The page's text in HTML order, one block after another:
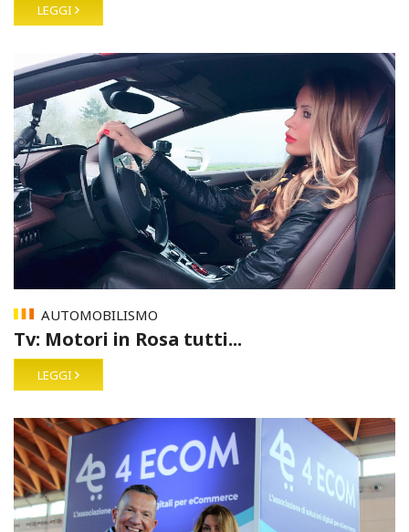
LEGGI
AUTOMOBILISMO
Tv: Motori in Rosa tutti...
LEGGI